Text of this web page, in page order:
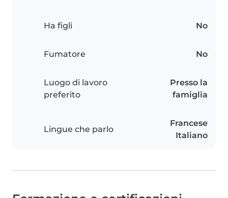
Ha figli No
Fumatore No
Luogo di lavoro
preferito
Presso la
famiglia
Lingue che parlo
Francese
Italiano